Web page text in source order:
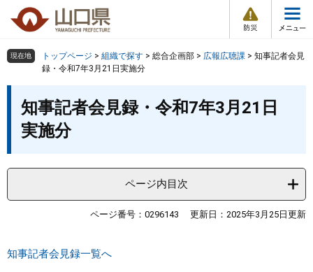
の
頭
ー
飛
情
報
メ
ュ
組織で探す
検索の仕方 組織で探す サイトマップで探す
現在地 トップページ > 組織で探す > 総合企画部 > 広報広聴課 > 知事記者会見
録・令和7年3月21日実施分
知事記者会見録・令和7年3月21日
実施分
ページ内目次
ページ番号：0296143 更新日：2025年3月25日更新
知事記者会見録一覧へ